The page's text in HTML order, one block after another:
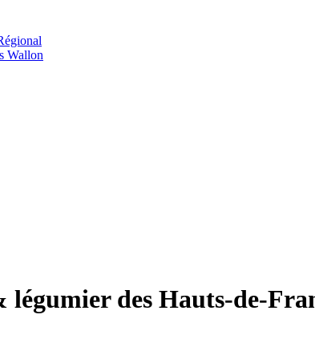
des Hauts-de-